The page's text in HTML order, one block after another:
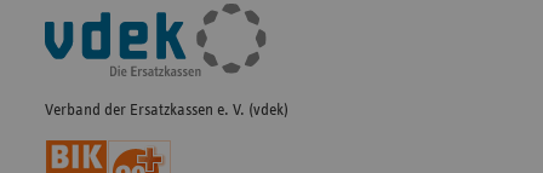
Fußleisten-
Navigation
Verband der Ersatzkassen e. V. (vdek)